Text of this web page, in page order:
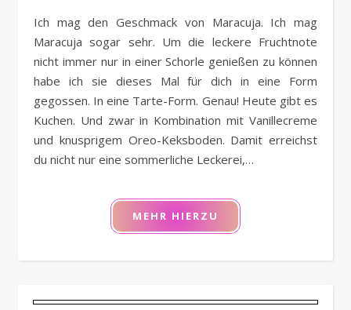
Ich mag den Geschmack von Maracuja. Ich mag
Maracuja sogar sehr. Um die leckere Fruchtnote
nicht immer nur in einer Schorle genießen zu können
habe ich sie dieses Mal für dich in eine Form
gegossen. In eine Tarte-Form. Genau! Heute gibt es
Kuchen. Und zwar in Kombination mit Vanillecreme
und knusprigem Oreo-Keksboden. Damit erreichst
du nicht nur eine sommerliche Leckerei,…
MEHR HIERZU